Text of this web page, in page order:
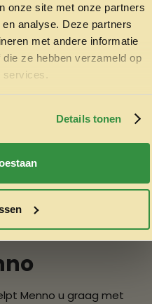
onze site met onze partners
analyse. Deze partners
met andere informatie
ze hebben verzameld op
services.
Details tonen
LFT stalen
2.25
Menno u graag met
korting
met het ontvangen van